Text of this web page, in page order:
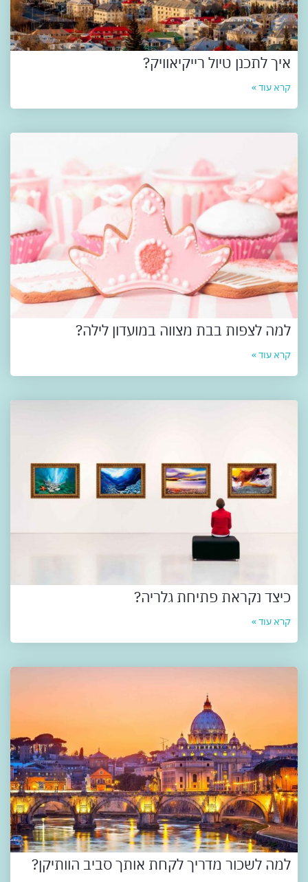
איך לתכנן טיול רייקיאוויק?
קרא עוד »
למה לצפות בבת מצווה במועדון לילה?
קרא עוד »
כיצד נקראת פתיחת גלריה?
קרא עוד »
למה לשכור מדריך לקחת אותך סביב הוותיקן?